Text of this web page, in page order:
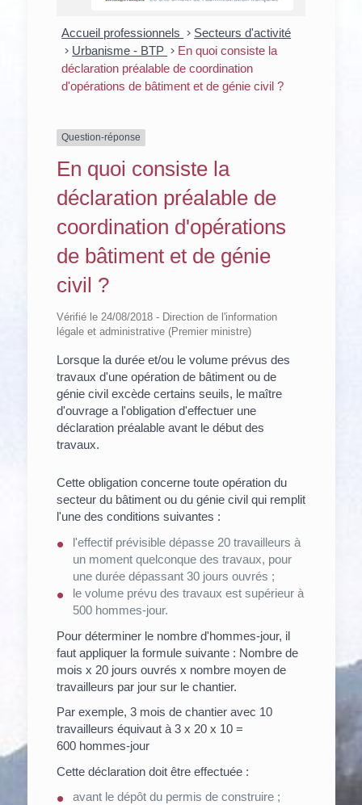
Accueil professionnels > Secteurs d'activité
> Urbanisme - BTP > En quoi consiste la
déclaration préalable de coordination
d'opérations de bâtiment et de génie civil ?
Question-réponse
En quoi consiste la
déclaration préalable de
coordination d'opérations
de bâtiment et de génie
civil ?
Vérifié le 24/08/2018 - Direction de l'information
légale et administrative (Premier ministre)
Lorsque la durée et/ou le volume prévus des
travaux d'une opération de bâtiment ou de
génie civil excède certains seuils, le maître
d'ouvrage a l'obligation d'effectuer une
déclaration préalable avant le début des
travaux.
Cette obligation concerne toute opération du
secteur du bâtiment ou du génie civil qui remplit
l'une des conditions suivantes :
l'effectif prévisible dépasse 20 travailleurs à
un moment quelconque des travaux, pour
une durée dépassant 30 jours ouvrés ;
le volume prévu des travaux est supérieur à
500 hommes-jour.
Pour déterminer le nombre d'hommes-jour, il
faut appliquer la formule suivante : Nombre de
mois x 20 jours ouvrés x nombre moyen de
travailleurs par jour sur le chantier.
Par exemple, 3 mois de chantier avec 10
travailleurs équivaut à 3 x 20 x 10 =
600 hommes-jour
Cette déclaration doit être effectuée :
avant le dépôt du permis de construire ;